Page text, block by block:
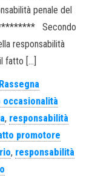
penale del
Secondo
responsabilità
fatto […]
Rassegna
occasionalità
, responsabilità
promotore
, responsabilità